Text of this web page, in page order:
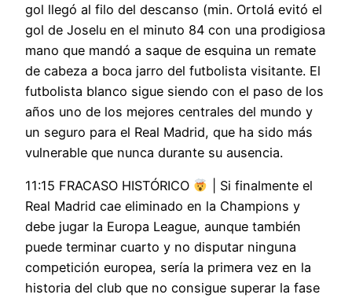
gol llegó al filo del descanso (min. Ortolá evitó el
gol de Joselu en el minuto 84 con una prodigiosa
mano que mandó a saque de esquina un remate
de cabeza a boca jarro del futbolista visitante. El
futbolista blanco sigue siendo con el paso de los
años uno de los mejores centrales del mundo y
un seguro para el Real Madrid, que ha sido más
vulnerable que nunca durante su ausencia.
11:15 FRACASO HISTÓRICO
| Si finalmente el
Real Madrid cae eliminado en la Champions y
debe jugar la Europa League, aunque también
puede terminar cuarto y no disputar ninguna
competición europea, sería la primera vez en la
historia del club que no consigue superar la fase